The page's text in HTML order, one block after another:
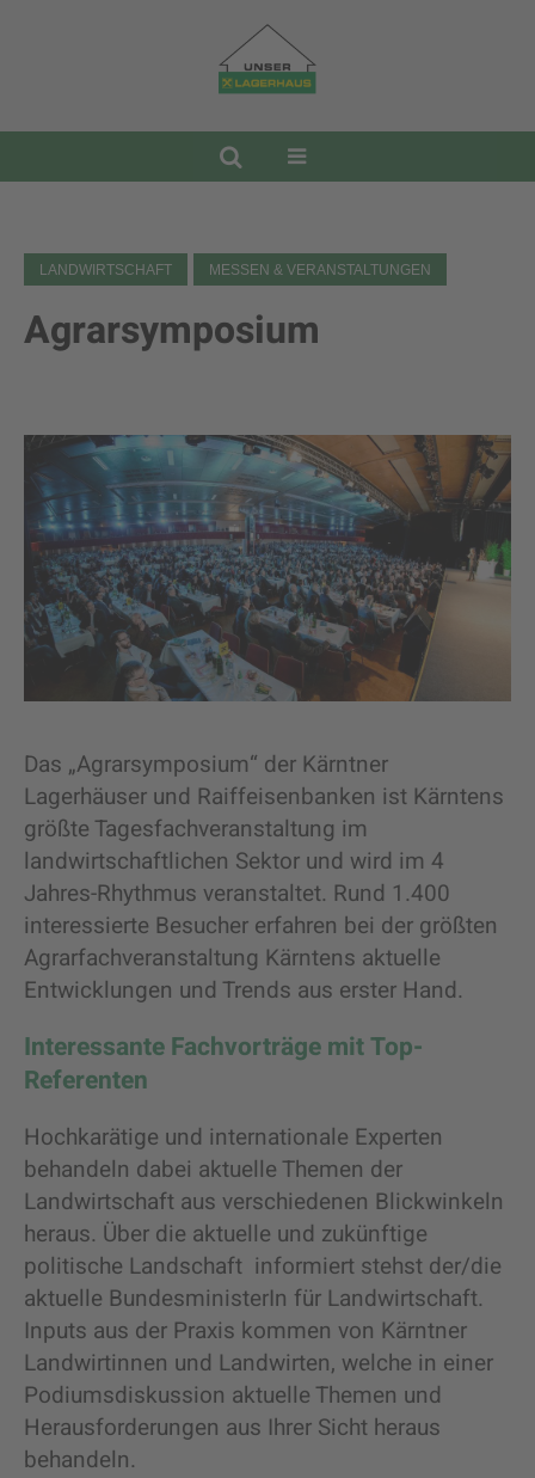
LANDWIRTSCHAFT MESSEN & VERANSTALTUNGEN
Agrarsymposium
Das „Agrarsymposium“ der Kärntner
Lagerhäuser und Raiffeisenbanken ist Kärntens
größte Tagesfachveranstaltung im
landwirtschaftlichen Sektor und wird im 4
Jahres-Rhythmus veranstaltet. Rund 1.400
interessierte Besucher erfahren bei der größten
Agrarfachveranstaltung Kärntens aktuelle
Entwicklungen und Trends aus erster Hand.
Interessante Fachvorträge mit Top-
Referenten
Hochkarätige und internationale Experten
behandeln dabei aktuelle Themen der
Landwirtschaft aus verschiedenen Blickwinkeln
heraus. Über die aktuelle und zukünftige
politische Landschaft informiert stehst der/die
aktuelle BundesministerIn für Landwirtschaft.
Inputs aus der Praxis kommen von Kärntner
Landwirtinnen und Landwirten, welche in einer
Podiumsdiskussion aktuelle Themen und
Herausforderungen aus Ihrer Sicht heraus
behandeln.